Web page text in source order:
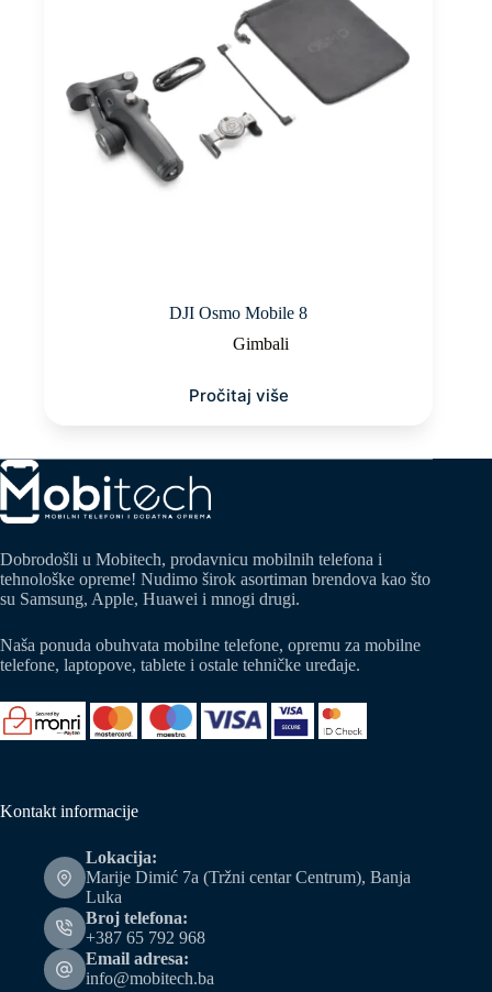
DJI Osmo Mobile 8
Gimbali
Pročitaj više
Dobrodošli u Mobitech, prodavnicu mobilnih telefona i
tehnološke opreme! Nudimo širok asortiman brendova kao što
su Samsung, Apple, Huawei i mnogi drugi.
Naša ponuda obuhvata mobilne telefone, opremu za mobilne
telefone, laptopove, tablete i ostale tehničke uređaje.
Kontakt informacije
Lokacija:
Marije Dimić 7a (Tržni centar Centrum), Banja
Luka
Broj telefona:
+387 65 792 968
Email adresa:
info@mobitech.ba